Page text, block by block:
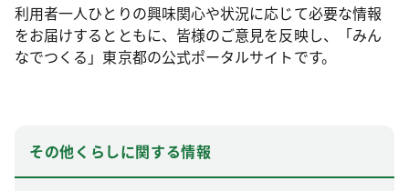
利用者一人ひとりの興味関心や状況に応じて必要な情報
をお届けするとともに、皆様のご意見を反映し、「みん
なでつくる」東京都の公式ポータルサイトです。
その他くらしに関する情報